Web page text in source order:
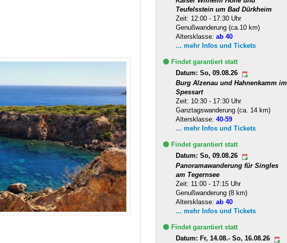
Teufelsstein um Bad Dürkheim
Zeit: 12:00 - 17:30 Uhr
Genußwanderung (ca.10 km)
Altersklasse:ab 40
... mehr Infos und Tickets
🟢 Findet garantiert statt
Datum: So, 09.08.26
Burg Alzenau und Hahnenkamm im
Spessart
Zeit: 10:30 - 17:30 Uhr
Ganztagswanderung (ca. 14 km)
Altersklasse:40-59
... mehr Infos und Tickets
🟢 Findet garantiert statt
Datum: So, 09.08.26
Panoramawanderung für Singles
am Tegernsee
Zeit: 11:00 - 17:15 Uhr
Genußwanderung (8 km)
Altersklasse:ab 40
... mehr Infos und Tickets
🟢 Findet garantiert statt
Datum: Fr, 14.08.- So, 16.08.26